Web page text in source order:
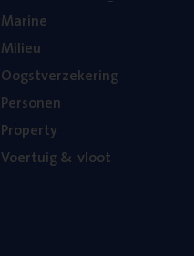
Mari­ne
Mili­eu
Oogst­ver­ze­ke­ring
Per­so­nen
Pro­per­ty
Voer­tuig& vloot